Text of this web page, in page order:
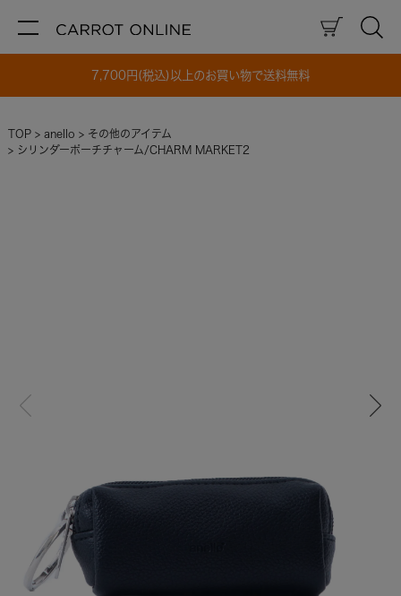
7,700円(税込)以上のお買い物で送料無料
TOP anello
その他のアイテム
シリンダーポーチチャーム/CHARM MARKET2